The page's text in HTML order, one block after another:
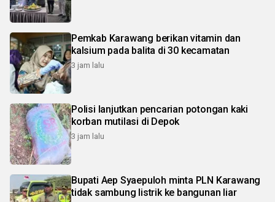
Pemkab Karawang berikan vitamin dan
kalsium pada balita di 30 kecamatan
3 jam lalu
Polisi lanjutkan pencarian potongan kaki
korban mutilasi di Depok
3 jam lalu
Bupati Aep Syaepuloh minta PLN Karawang
tidak sambung listrik ke bangunan liar